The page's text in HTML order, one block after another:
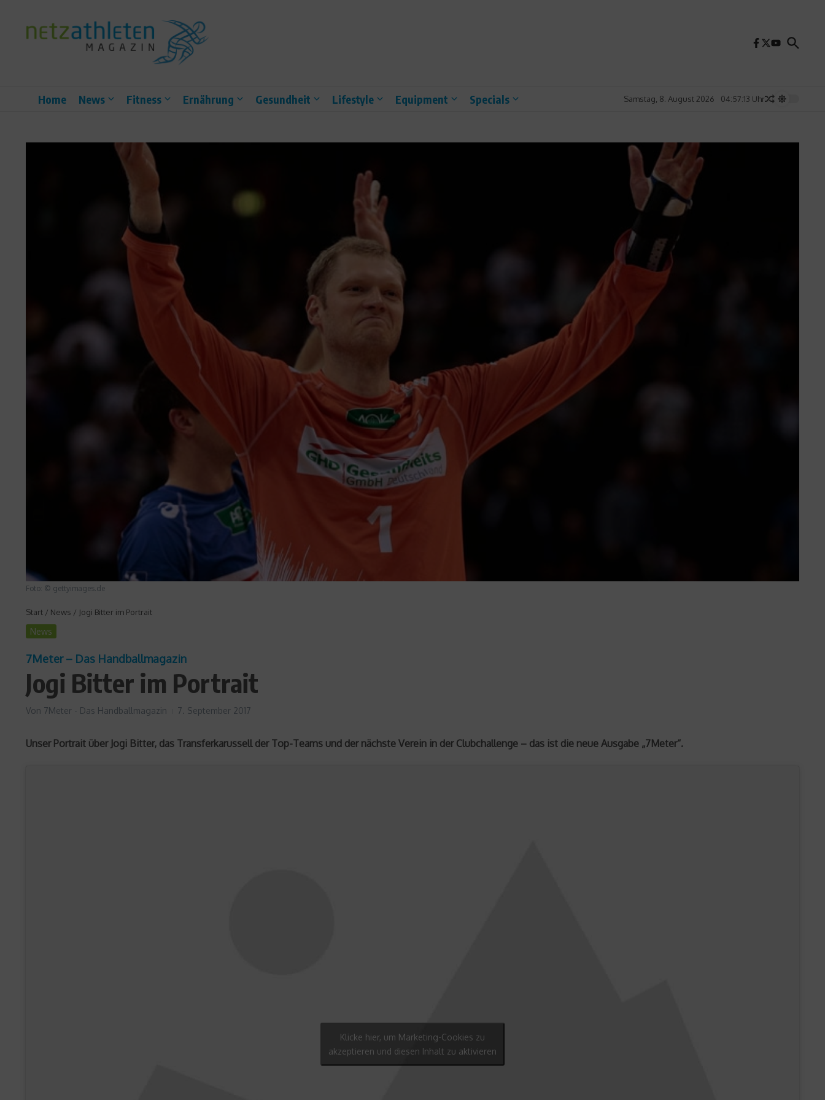
Home News Fitness Ernährung Gesundheit Lifestyle Equipment Specials Samstag, 8. August 2026 04:57:15 Uhr
Foto: © gettyimages.de
Start / News / Jogi Bitter im Portrait
News
7Meter – Das Handballmagazin
Jogi Bitter im Portrait
Von 7Meter - Das Handballmagazin 7. September 2017
Unser Portrait über Jogi Bitter, das Transferkarussell der Top-Teams und der nächste Verein in der Clubchallenge – das ist die neue Ausgabe „7Meter“.
Klicke hier, um Marketing-Cookies zu
akzeptieren und diesen Inhalt zu aktivieren